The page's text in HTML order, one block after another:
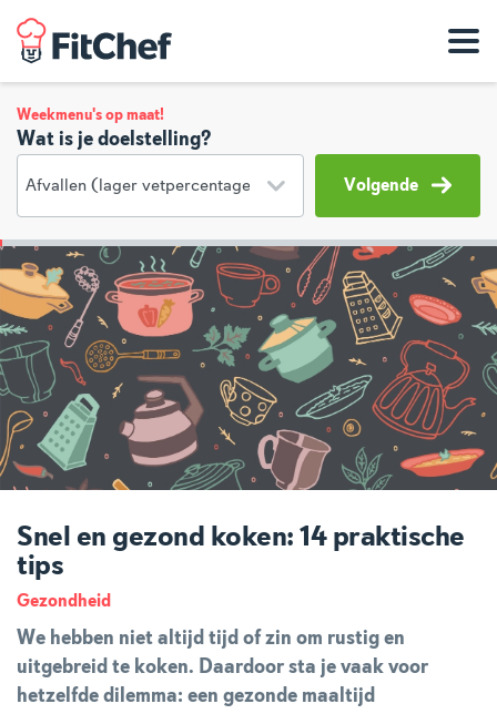
Weekmenu's op maat!
Wat is je doelstelling?
Volgende
Snel en gezond koken: 14 praktische
tips
Gezondheid
We hebben niet altijd tijd of zin om rustig en
uitgebreid te koken. Daardoor sta je vaak voor
hetzelfde dilemma: een gezonde maaltijd